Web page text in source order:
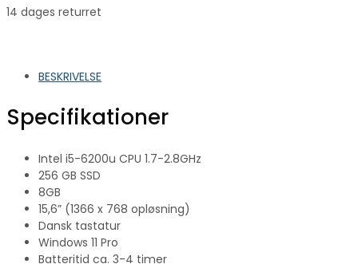
14 dages returret
BESKRIVELSE
Specifikationer
Intel i5-6200u CPU 1.7-2.8GHz
256 GB SSD
8GB
15,6” (1366 x 768 opløsning)
Dansk tastatur
Windows 11 Pro
Batteritid ca. 3-4 timer